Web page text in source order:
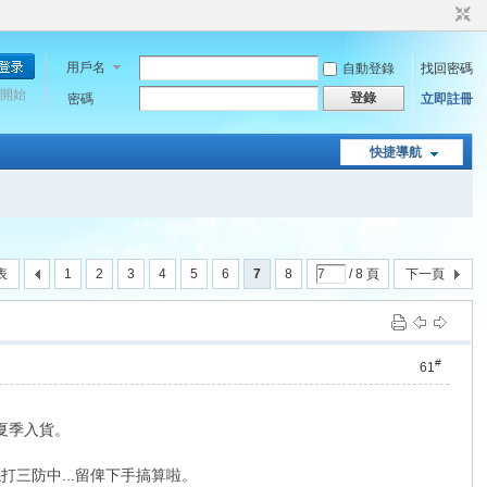
用戶名 自動登錄
找回密碼
密碼
登錄 立即註冊
始
快捷導航
1 2 3 4 5 6 7 8 / 8 頁 下一頁
61#
入貨。
三防中...留俾下手搞算啦。